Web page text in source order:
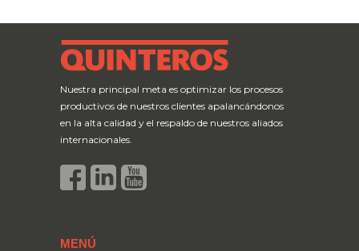
Nuestra principal meta es optimizar los procesos
productivos de nuestros clientes apalancándonos
en la alta calidad y el respaldo de nuestros aliados
internacionales.
MENÚ